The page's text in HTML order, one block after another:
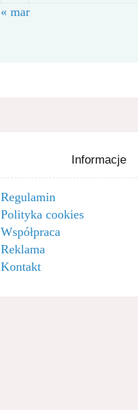
« mar
Informacje
Regulamin
Polityka cookies
Współpraca
Reklama
Kontakt